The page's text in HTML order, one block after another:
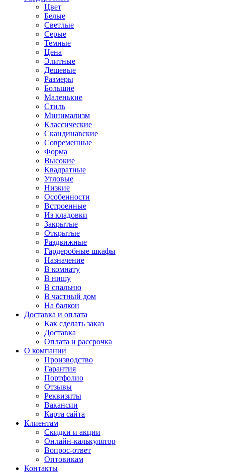
Цвет
Белые
Светлые
Серые
Темные
Цена
Элитные
Дешевые
Размеры
Большие
Маленькие
Стиль
Минимализм
Классические
Скандинавские
Современные
Форма
Высокие
Квадратные
Угловые
Низкие
Особенности
Встроенные
Из кладовки
Закрытые
Открытые
Раздвижные
Гардеробные шкафы
Назначение
В комнату
В нишу
В спальню
В частный дом
На балкон
Доставка и оплата
Как сделать заказ
Доставка
Оплата и рассрочка
О компании
Производство
Гарантия
Портфолио
Отзывы
Реквизиты
Вакансии
Карта сайта
Клиентам
Скидки и акции
Онлайн-калькулятор
Вопрос-ответ
Оптовикам
Контакты